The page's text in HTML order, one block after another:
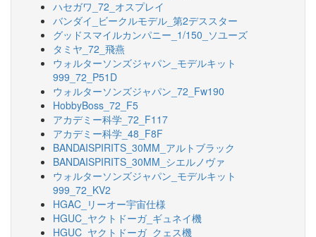
ハセガワ_72_オスプレイ
バンダイ_ビークルモデル_第2デススター
グッドスマイルカンパニー_1/150_ソユーズ
タミヤ_72_飛燕
ウォルターソンズジャパン_モデルキット
999_72_P51D
ウォルターソンズジャパン_72_Fw190
HobbyBoss_72_F5
アカデミー科学_72_F117
アカデミー科学_48_F8F
BANDAISPIRITS_30MM_アルトブラック
BANDAISPIRITS_30MM_シエルノヴァ
ウォルターソンズジャパン_モデルキット
999_72_KV2
HGAC_リーオー宇宙仕様
HGUC_ヤクトドーガ_ギュネイ機
HGUC_ヤクトドーガ_クェス機